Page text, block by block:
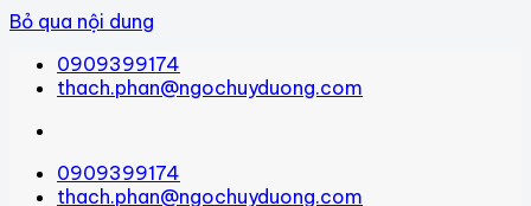
Bỏ qua nội dung
0909399174
thach.phan@ngochuyduong.com
0909399174
thach.phan@ngochuyduong.com